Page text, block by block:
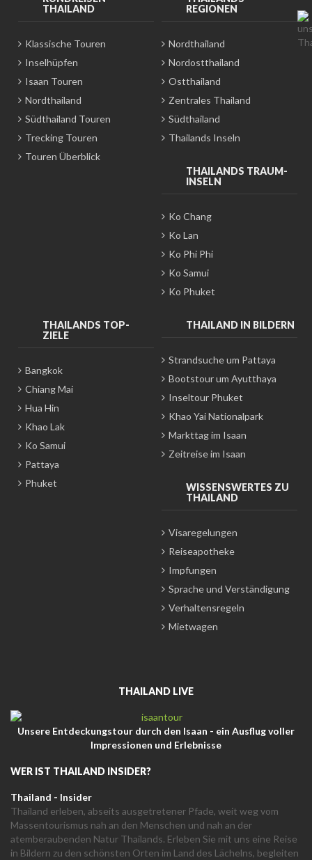
THAILAND
Klassische Touren
Inselhüpfen
Isaan Touren
Nordthailand
Südthailand Touren
Trecking Touren
Touren Überblick
REGIONEN
Nordthailand
Nordostthailand
Ostthailand
Zentrales Thailand
Südthailand
Thailands Inseln
THAILANDS TRAUM-
INSELN
Ko Chang
Ko Lan
Ko Phi Phi
Ko Samui
Ko Phuket
THAILANDS TOP-
ZIELE
Bangkok
Chiang Mai
Hua Hin
Khao Lak
Ko Samui
Pattaya
Phuket
THAILAND IN BILDERN
Strandsuche um Pattaya
Bootstour um Ayutthaya
Inseltour Phuket
Khao Yai Nationalpark
Markttag im Isaan
Zeitreise im Isaan
WISSENSWERTES ZU
THAILAND
Visaregelungen
Reiseapotheke
Impfungen
Sprache und Verständigung
Verhaltensregeln
Mietwagen
THAILAND LIVE
Unsere Entdeckungstour durch den Isaan - ein Ausflug voller
Impressionen und Erlebnisse
WER IST THAILAND INSIDER?
Thailand - Insider
Thailand erleben, abseits ausgetretener Pfade, weit weg vom
Massentourismus nah an den Menschen und nah an der
atemberaubenden Natur Thailands. Erleben Sie mit uns eine Reise
in Bildern zu den schönsten Orten im Land des Lächelns, begleiten